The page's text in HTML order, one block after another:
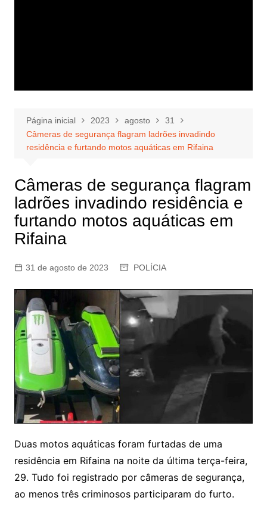
Página inicial 2023 agosto
31
Câmeras de segurança flagram ladrões invadindo
residência e furtando motos aquáticas em Rifaina
Câmeras de segurança flagram
ladrões invadindo residência e
furtando motos aquáticas em
Rifaina
31 de agosto de 2023 POLÍCIA
Duas motos aquáticas foram furtadas de uma
residência em Rifaina na noite da última terça-feira,
29. Tudo foi registrado por câmeras de segurança,
ao menos três criminosos participaram do furto.